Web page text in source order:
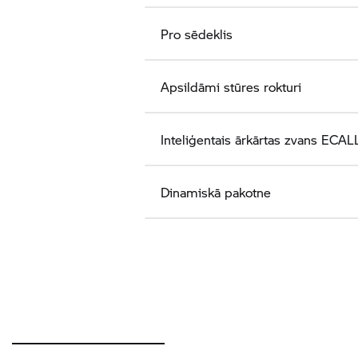
Pro sēdeklis
Apsildāmi stūres rokturi
Inteliģentais ārkārtas zvans
Dinamiskā pakotne